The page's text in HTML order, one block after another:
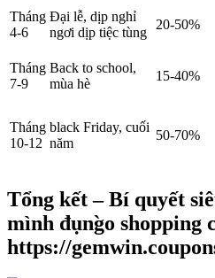
Tháng
4-6
Đại lễ, dịp nghỉ
ngơi dịp tiệc tùng
20-50%
Tháng
7-9
Back to school,
mùa hè
15-40%
Tháng
10-12
black Friday, cuối
năm
50-70%
Tổng kết – Bí quyết
mình đụng̀o shopping
https://